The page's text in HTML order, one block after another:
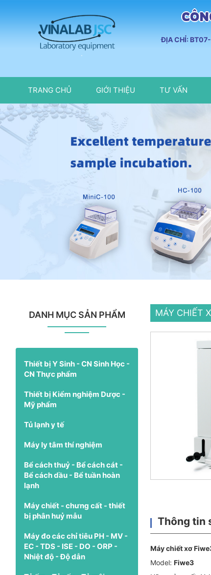
ĐỊA CHỈ: BT07-
TRANG CHỦ GIỚI THIỆU TƯ VẤN
DANH MỤC SẢN PHẨM
Thiết bị Y Sinh - CN Sinh Học -
CN Thực phẩm
Thiết bị Kiểm nghiệm Dược -
Mỹ phẩm
Tủ lạnh y tế
Máy ly tâm thí nghiệm
Bể cách thuỷ - Bể cách cát -
Bể cách dầu - Bể tuần hoàn
lạnh
Máy chiết - chưng cất - thiết
bị phân huỷ mẫu
Máy đo các chỉ tiêu PH - MV -
EC - TDS - ISE - DO - ORP -
Nhiệt độ - Độ dẫn
MÁY CHIẾT
Thông tin
Máy chiết xơ
Model: Fiwe3